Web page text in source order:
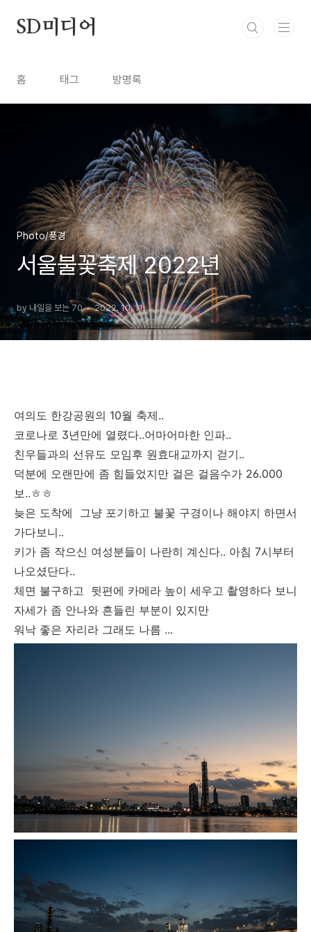
SD미디어
홈 태그 방명록
Photo/풍경
서울불꽃축제 2022년
by 내일을 보는 70 2022. 10. 11.
여의도 한강공원의 10월 축제..
코로나로 3년만에 열렸다..어마어마한 인파..
친우들과의 선유도 모임후 원효대교까지 걷기..
덕분에 오랜만에 좀 힘들었지만 걸은 걸음수가 26.000
보..ㅎㅎ
늦은 도착에 그냥 포기하고 불꽃 구경이나 해야지 하면서
가다보니..
키가 좀 작으신 여성분들이 나란히 계신다.. 아침 7시부터
나오셨단다..
체면 불구하고 뒷편에 카메라 높이 세우고 촬영하다 보니
자세가 좀 안나와 흔들린 부분이 있지만
워낙 좋은 자리라 그래도 나름 ...